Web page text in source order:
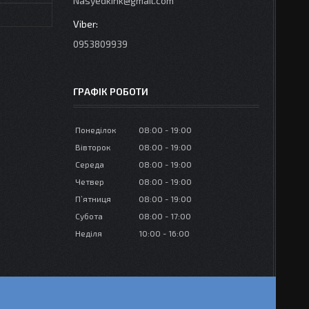
0953809939
ГРАФІК РОБОТИ
Понеділок 08:00
19:00
Вівторок
08:00
19:00
Середа
08:00
19:00
Четвер
08:00
19:00
Пʼятниця
08:00
19:00
Субота
08:00
17:00
Неділя
10:00 16:00